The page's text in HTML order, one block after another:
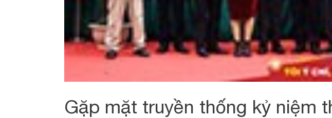
Gặp mặt truyền thống kỷ niệm